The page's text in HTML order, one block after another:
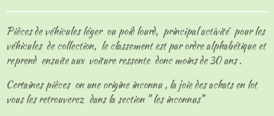
g
r
g
r
g
r
g
r
Pièces de véhicules léger ou poid lourd, principal activité pour les
véhicules de collection, le classement est par ordre alphabétique et
reprend ensuite aux voiture ressente donc moins de 30 ans .
Certaines pièces on une origine inconnu , la joie des achats en lot
vous les retrouverez dans la section " les inconnus"